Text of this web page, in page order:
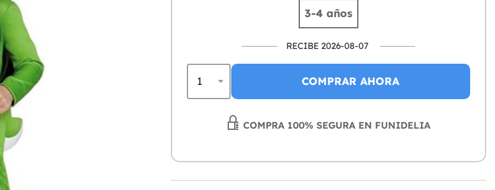
3-4 años
RECIBE 2026-08-07
COMPRAR AHORA
COMPRA 100% SEGURA EN FUNIDELIA